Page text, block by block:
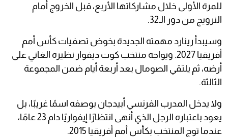
للمرة الأولى خلال مشاركاتها الأربع، قبل الخروج أمام
النرويج من دور الـ32.
وسيبدأ رينارد مهمته الجديدة بخوض تصفيات كأس أمم
أفريقيا 2027. ويواجه منتخب كوت ديفوار نظيره الغاني على
أرضه، ثم يلتقي الصومال بعد أربعة أيام ضمن المجموعة
الثالثة.
ولا يدخل المدرب الفرنسي أبيدجان بوصفه اسمًا غريبًا، بل
يعود باعتباره الرجل الذي أنهى انتظارًا إيفواريًا دام 23 عامًا،
عندما توج المنتخب بكأس أمم أفريقيا 2015.